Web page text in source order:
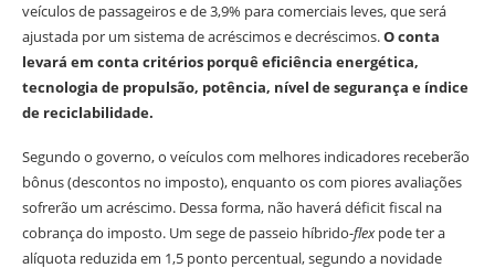
veículos de passageiros e de 3,9% para comerciais leves, que será
ajustada por um sistema de acréscimos e decréscimos.O conta
levará em conta critérios porquê eficiência energética,
tecnologia de propulsão, potência, nível de segurança e índice
de reciclabilidade.
Segundo o governo, o veículos com melhores indicadores receberão
bônus (descontos no imposto), enquanto os com piores avaliações
sofrerão um acréscimo. Dessa forma, não haverá déficit fiscal na
cobrança do imposto. Um sege de passeio híbrido-flexpode ter a
alíquota reduzida em 1,5 ponto percentual, segundo a novidade